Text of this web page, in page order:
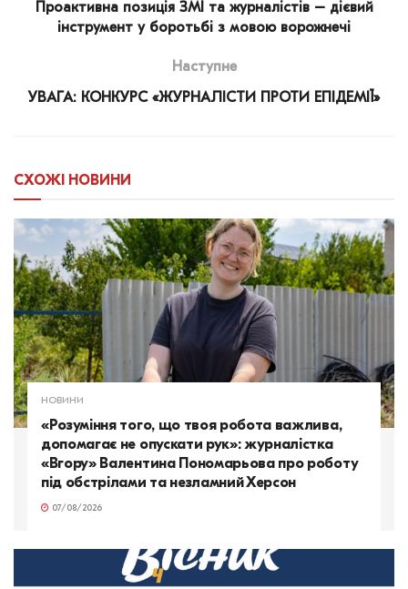
Проактивна позиція ЗМІ та журналістів – дієвий
інструмент у боротьбі з мовою ворожнечі
Наступне
УВАГА: КОНКУРС «ЖУРНАЛІСТИ ПРОТИ ЕПІДЕМІЇ»
СХОЖІ НОВИНИ
НОВИНИ
«Розуміння того, що твоя робота важлива,
допомагає не опускати рук»: журналістка
«Вгору» Валентина Пономарьова про роботу
під обстрілами та незламний Херсон
07/08/2026